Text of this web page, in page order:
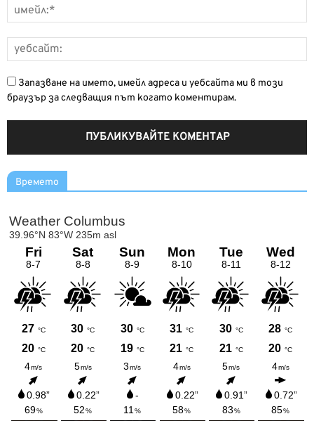
Запазване на името, имейл адреса и уебсайта ми в този
браузър за следващия път когато коментирам.
Времето